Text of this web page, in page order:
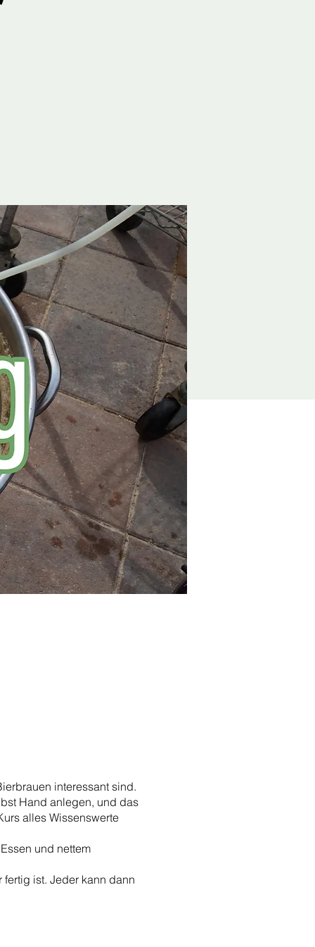
interessant sind.
Hand anlegen, und das
alles Wissenswerte
und nettem
ist. Jeder kann dann